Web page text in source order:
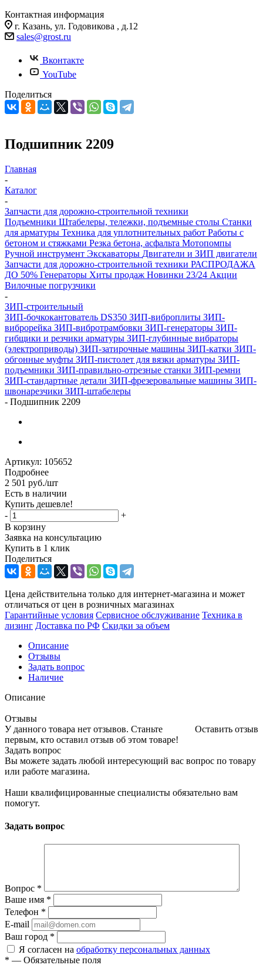
Контактная информация
г. Казань, ул. Годовикова , д.12
sales@grost.ru
Вконтакте
YouTube
Поделиться
Подшипник 2209
Главная
-
Каталог
-
Запчасти для дорожно-строительной техники
Подъемники Штабелеры, тележки, подъемные столы Станки
для арматуры Техника для уплотнительных работ Работы с
бетоном и стяжками Резка бетона, асфальта Мотопомпы
Ручной инструмент Экскаваторы Двигатели и ЗИП двигатели
Запчасти для дорожно-строительной техники РАСПРОДАЖА
ДО 50% Генераторы Хиты продаж Новинки 23/24 Акции
Вилочные погрузчики
-
ЗИП-строительный
ЗИП-бочкокантователь DS350 ЗИП-виброплиты ЗИП-
виброрейка ЗИП-вибротрамбовки ЗИП-генераторы ЗИП-
гибщики и резчики арматуры ЗИП-глубинные вибраторы
(электроприводы) ЗИП-затирочные машины ЗИП-катки ЗИП-
обгонные муфты ЗИП-пистолет для вязки арматуры ЗИП-
подъемники ЗИП-правильно-отрезные станки ЗИП-ремни
ЗИП-стандартные детали ЗИП-фрезеровальные машины ЗИП-
швонарезчики ЗИП-штабелеры
- Подшипник 2209
Артикул: 105652
Подробнее
2 501 руб./шт
Есть в наличии
Купить дешевле!
-
+
В корзину
Заявка на консультацию
Купить в 1 клик
Поделиться
Цена действительна только для интернет-магазина и может
отличаться от цен в розничных магазинах
Гарантийные условия Сервисное обслуживание Техника в
лизинг Доставка по РФ Скидки за объем
Описание
Отзывы
Задать вопрос
Наличие
Описание
Отзывы
Оставить отзыв
У данного товара нет отзывов. Станьте
первым, кто оставил отзыв об этом товаре!
Задать вопрос
Вы можете задать любой интересующий вас вопрос по товару
или работе магазина.
Наши квалифицированные специалисты обязательно вам
помогут.
Задать вопрос
Вопрос *
Ваше имя *
Телефон *
E-mail
Ваш город *
Я согласен на обработку персональных данных
* — Обязательные поля